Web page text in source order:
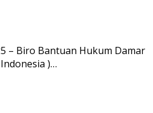
– Biro Bantuan Hukum Damar
)…